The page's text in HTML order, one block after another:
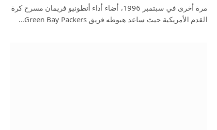
مرة أخرى في سبتمبر 1996، أضاء أداء أنطونيو فريمان مسرح كرة
القدم الأمريكية حيث ساعد هبوطه فريق Green Bay Packers…